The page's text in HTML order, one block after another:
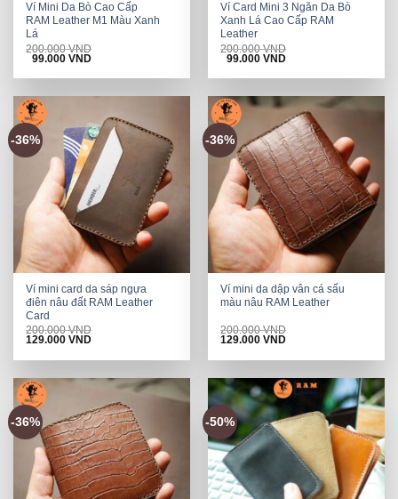
Ví Mini Da Bò Cao Cấp
RAM Leather M1 Màu Xanh
Lá
200.000VND
Original
was:
99.000VNDCurrent
is:
Ví Card Mini 3 Ngăn Da Bò
Xanh Lá Cao Cấp RAM
Leather
200.000VND
Original
was:
99.000VNDCurrent
is:
-36%
Ví mini card da sáp ngựa
điên nâu đất RAM Leather
Card
200.000VND
Original
was:
129.000VNDCurrent
is:
-36%
Ví mini da dập vân cá sấu
màu nâu RAM Leather
200.000VND
Original
was:
129.000VNDCurrent
is:
-36% -50%